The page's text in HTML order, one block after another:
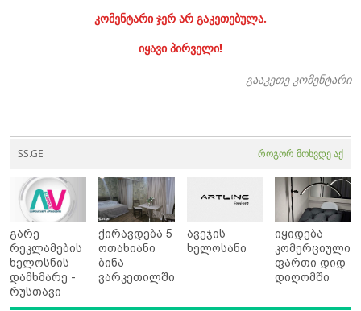
კომენტარი ჯერ არ გაკეთებულა.
იყავი პირველი!
გააკეთე კომენტარი
SS.GE როგორ მოხვდე აქ
გარე
რეკლამების
ხელოსნის
დამხმარე -
რუსთავი
ქირავდება 5
ოთახიანი
ბინა
ვარკეთილში
ავეჯის
ხელოსანი
იყიდება
კომერციული
ფართი დიდ
დიღომში